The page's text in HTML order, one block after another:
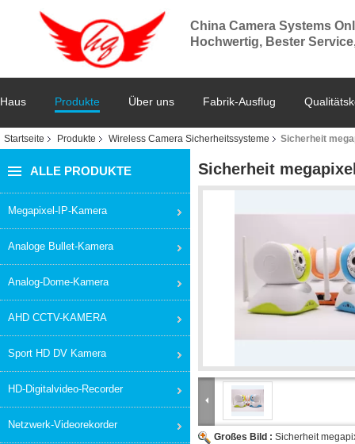
China Camera Systems
Hochwertig, Bester
Haus Produkte Über uns Fabrik-Ausflug
Startseite Produkte Wireless Camera Sicherheitssysteme Sicherheit
ALLE PRODUKTE
Megapixel-IP-Kamera
Analoge Bullet-Kamera
Analog-Dome-Kamera
AHD CCTV-KAMERA
Sport HD DV Kamera
HD-Digitalvideo-Recorder
Netzwerk-Videorekorder
Sicherheit
Großes Bild : Sicherheit